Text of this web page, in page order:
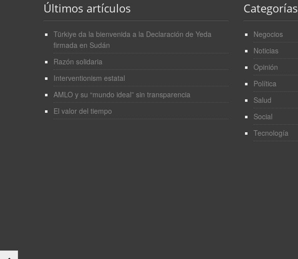
Últimos artículos
Türkiye da la bienvenida a la Declaración de Yeda
firmada en Sudán
Razón solidaria
Interventionism estatal
AMLO y su “mundo ideal” sin transparencia
El valor del tiempo
Categorías
Negocios
Noticias
Opinión
Política
Salud
Social
Tecnología